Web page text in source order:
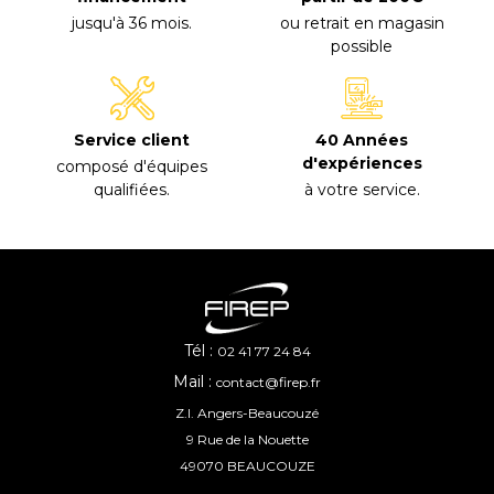
jusqu'à 36 mois.
ou retrait en magasin
possible
Service client
composé d'équipes
qualifiées.
40 Années
d'expériences
à votre service.
Tél : 02 41 77 24 84
Mail : contact@firep.fr
Z.I. Angers-Beaucouzé
9 Rue de la Nouette
49070 BEAUCOUZE